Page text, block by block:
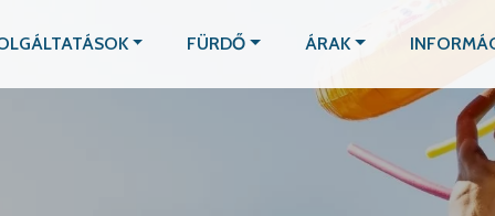
FÜRDŐ ÁRAK